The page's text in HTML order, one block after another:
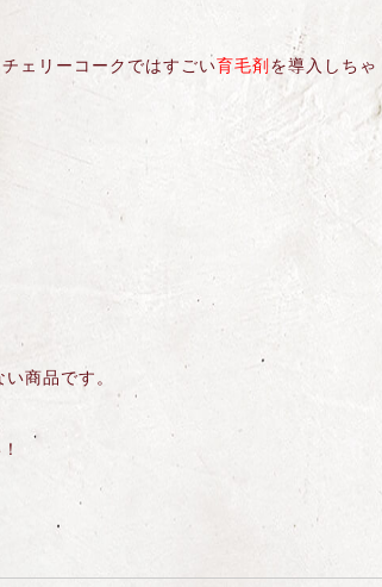
ェリーコークではすごい育毛剤を導入しちゃ
商品です。